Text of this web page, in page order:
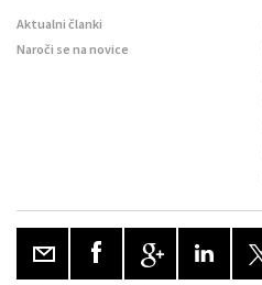
Aktualni članki
Naroči se na novice